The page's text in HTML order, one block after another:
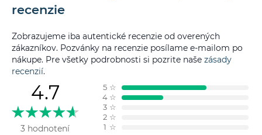
recenzie
Zobrazujeme iba autentické recenzie od overených
zákazníkov. Pozvánky na recenzie posílame e-mailom po
nákupe. Pre všetky podrobnosti si pozrite naše zásady
recenzií.
4.7
3 hodnotení
5 ☆
4 ☆
3 ☆
2 ☆
1 ☆